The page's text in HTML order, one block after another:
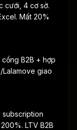
cưới, 4 cơ sở.
Mất 20%
B2B + hợp
giao
subscription
LTV B2B